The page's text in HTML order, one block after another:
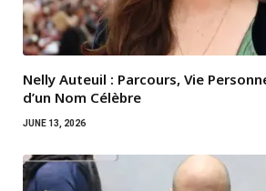
Nelly Auteuil : Parcours, Vie
d’un Nom Célèbre
JUNE 13, 2026